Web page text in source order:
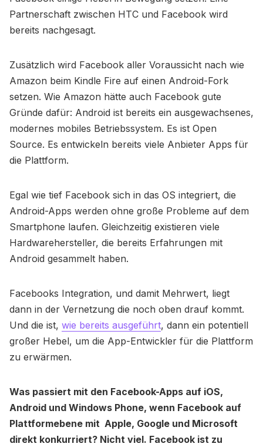
Partnerschaft zwischen HTC und Facebook wird
bereits nachgesagt.
Zusätzlich wird Facebook aller Voraussicht nach wie
Amazon beim Kindle Fire auf einen Android-Fork
setzen. Wie Amazon hätte auch Facebook gute
Gründe dafür: Android ist bereits ein ausgewachsenes,
modernes mobiles Betriebssystem. Es ist Open
Source. Es entwickeln bereits viele Anbieter Apps für
die Plattform.
Egal wie tief Facebook sich in das OS integriert, die
Android-Apps werden ohne große Probleme auf dem
Smartphone laufen. Gleichzeitig existieren viele
Hardwarehersteller, die bereits Erfahrungen mit
Android gesammelt haben.
Facebooks Integration, und damit Mehrwert, liegt
dann in der Vernetzung die noch oben drauf kommt.
Und die ist, wie bereits ausgeführt, dann ein potentiell
großer Hebel, um die App-Entwickler für die Plattform
zu erwärmen.
Was passiert mit den Facebook-Apps auf iOS,
Android und Windows Phone, wenn Facebook auf
Plattformebene mit Apple, Google und Microsoft
direkt konkurriert? Nicht viel. Facebook ist zu